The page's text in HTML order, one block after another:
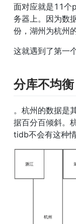
面对应就是11个
务器上。因为数
份，湖州为杭州
这就遇到了第一
分库不均衡
。杭州的数据是
据百分百倾斜。
tidb不会有这种情